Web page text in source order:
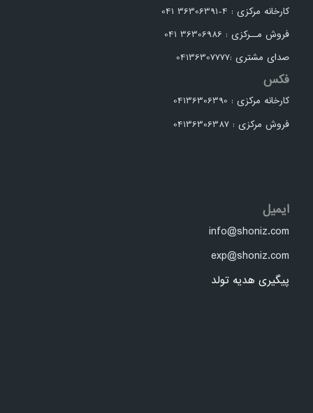
کارخانه مرکزی : 4-36306391 041
فروش مــرکزی : 36306986 041
صدای مشتری :04136307777
فکس
کارخانه مرکزی : 04136306390
فروش مرکزی : 04136306387
ایمیل
info@shoniz.com
exp@shoniz.com
پیگیری هدیه تولد